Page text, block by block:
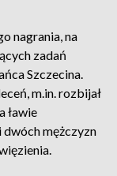
nagrania, na
zadań
Szczecina.
m.in. rozbijał
ławie
mężczyzn